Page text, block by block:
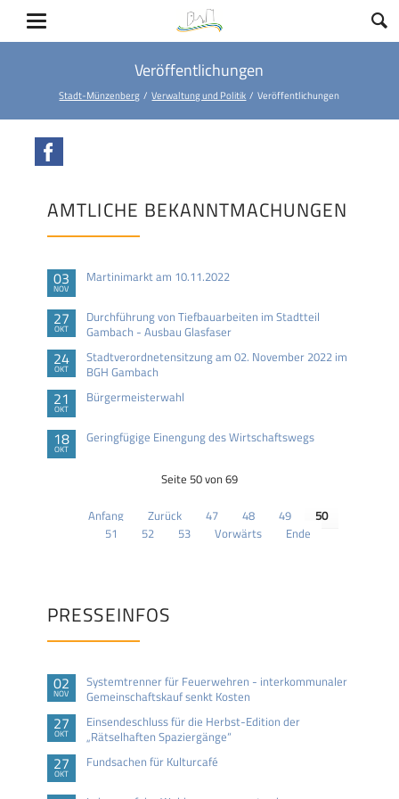
Veröffentlichungen
Stadt-Münzenberg Verwaltung und Politik Veröffentlichungen
AMTLICHE BEKANNTMACHUNGEN
03
NOV
Martinimarkt am 10.11.2022
27
OKT
Durchführung von Tiefbauarbeiten im Stadtteil
Gambach - Ausbau Glasfaser
24
OKT
Stadtverordnetensitzung am 02. November 2022 im
BGH Gambach
21
OKT
Bürgermeisterwahl
18
OKT
Geringfügige Einengung des Wirtschaftswegs
Seite 50 von 69
Anfang Zurück 47 48 49
50
51
52 53 Vorwärts Ende
PRESSEINFOS
02
NOV
Systemtrenner für Feuerwehren - interkommunaler
Gemeinschaftskauf senkt Kosten
27
OKT
Einsendeschluss für die Herbst-Edition der
„Rätselhaften Spaziergänge“
27
OKT
Fundsachen für Kulturcafé